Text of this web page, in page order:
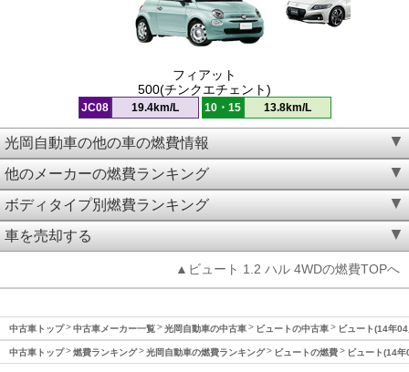
フィアット
500(チンクエチェント)
JC08 19.4km/L 10・15 13.8km/L
光岡自動車の他の車の燃費情報
他のメーカーの燃費ランキング
ボディタイプ別燃費ランキング
車を売却する
▲ビュート 1.2 ハル 4WDの燃費TOPへ
中古車トップ 中古車メーカー一覧 光岡自動車の中古車 ビュートの中古車 ビュート(14年
中古車トップ 燃費ランキング 光岡自動車の燃費ランキング ビュートの燃費 ビュート(14